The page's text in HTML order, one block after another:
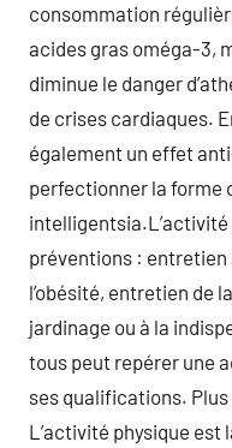
consommation
acides gras oméga-3,
diminue le danger
de crises cardiaques.
également un effet
perfectionner la forme
préventions : entretien
l’obésité, entretien de
jardinage ou à la
tous peut repérer une
ses qualifications. Plus
L’activité physique est